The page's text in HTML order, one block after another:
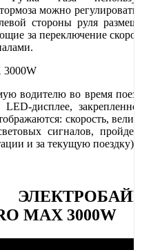
можно регулировать для
стороны руля размещены
за переключение скоростей
водителю во время поездки,
дисплее, закрепленном в
скорость, величина
сигналов, пройденное
и за текущую поездку).
MAX 3000W